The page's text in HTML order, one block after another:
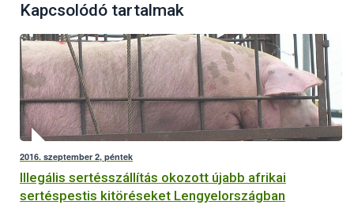
Kapcsolódó tartalmak
2016. szeptember 2, péntek
Illegális sertésszállítás okozott újabb afrikai
sertéspestis kitöréseket Lengyelországban